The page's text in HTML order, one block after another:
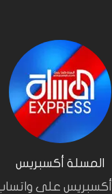
المسلة أكسبريس
أكسبريس على واتساب